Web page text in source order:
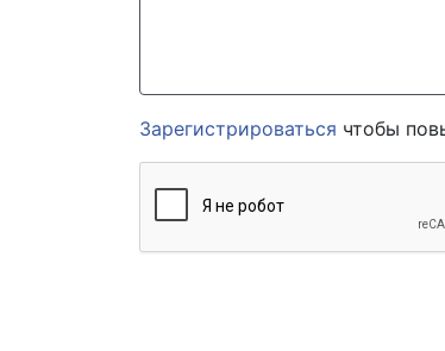
Зарегистрироваться чтобы